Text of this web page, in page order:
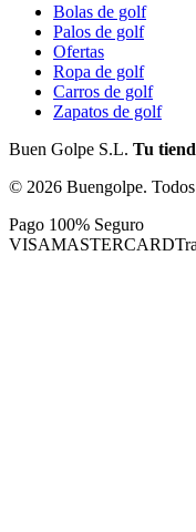
Bolas de golf
Palos de golf
Ofertas
Ropa de golf
Carros de golf
Zapatos de golf
Buen Golpe S.L. Tu
© 2026 Buengolpe.
Pago 100% Seguro
VISAMASTERCARD